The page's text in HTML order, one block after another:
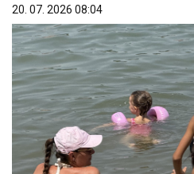
20. 07. 2026 08:04